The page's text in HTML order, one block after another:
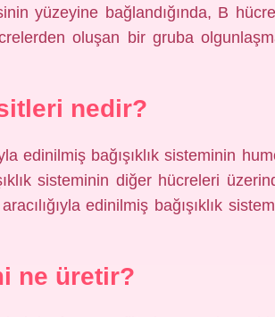
yüzeyine bağlandığında, B
oluşan bir gruba
nedir?
edinilmiş bağışıklık sisteminin
sisteminin diğer hücreleri
edinilmiş bağışıklık
ne üretir?